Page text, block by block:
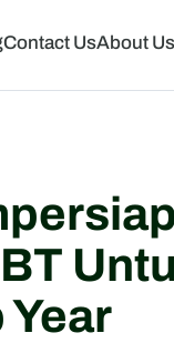
Contact UsAbout Us
Year